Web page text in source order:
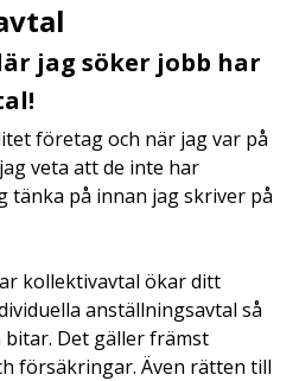
jag söker jobb har
företag och när jag var på
veta att de inte har
tänka på innan jag skriver på
kollektivavtal ökar ditt
anställningsavtal så
Det gäller främst
försäkringar. Även rätten till